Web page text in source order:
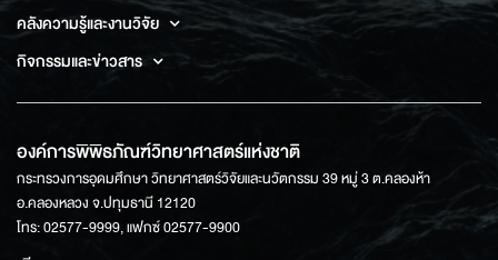
คลังความรู้และงานวิจัย
กิจกรรมและข่าวสาร
องค์การพิพิธภัณฑ์วิทยาศาสตร์แห่งชาติ
กระทรวงการอุดมศึกษา วิทยาศาสตร์วิจัยและนวัตกรรม 39 หมู่ 3 ต.คลองห้า
อ.คลองหลวง จ.ปทุมธานี 12120
โทร: 02577-9999, แฟกซ์ 02577-9900